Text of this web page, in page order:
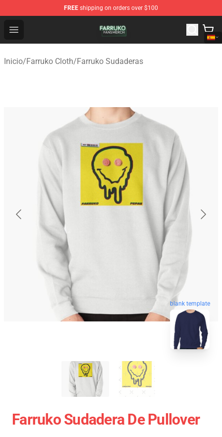
FREE shipping on orders over $100
Open menu
Farruko Shop - Official Farruko Merchandise Store
Inicio/Farruko Cloth/Farruko Sudaderas
blank template
Farruko Sudadera De Pullover